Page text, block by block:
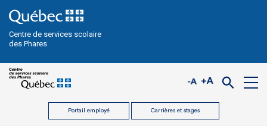
Centre de services scolaire
des Phares
Portail employé Carrières et stages